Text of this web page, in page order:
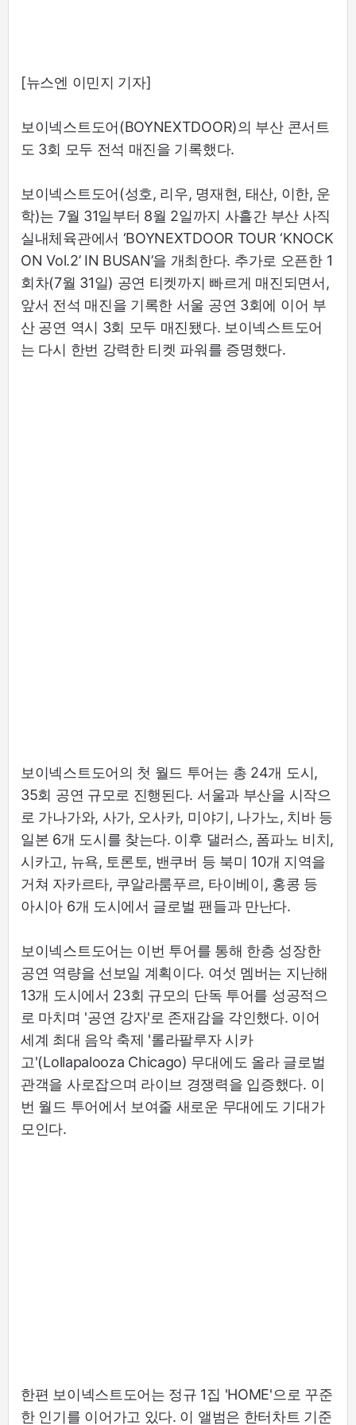
[뉴스엔 이민지 기자]
보이넥스트도어(BOYNEXTDOOR)의 부산 콘서트
도 3회 모두 전석 매진을 기록했다.
보이넥스트도어(성호, 리우, 명재현, 태산, 이한, 운
학)는 7월 31일부터 8월 2일까지 사흘간 부산 사직
실내체육관에서 ‘BOYNEXTDOOR TOUR ‘KNOCK
ON Vol.2’ IN BUSAN’을 개최한다. 추가로 오픈한 1
회차(7월 31일) 공연 티켓까지 빠르게 매진되면서,
앞서 전석 매진을 기록한 서울 공연 3회에 이어 부
산 공연 역시 3회 모두 매진됐다. 보이넥스트도어
는 다시 한번 강력한 티켓 파워를 증명했다.
보이넥스트도어의 첫 월드 투어는 총 24개 도시,
35회 공연 규모로 진행된다. 서울과 부산을 시작으
로 가나가와, 사가, 오사카, 미야기, 나가노, 치바 등
일본 6개 도시를 찾는다. 이후 댈러스, 폼파노 비치,
시카고, 뉴욕, 토론토, 밴쿠버 등 북미 10개 지역을
거쳐 자카르타, 쿠알라룸푸르, 타이베이, 홍콩 등
아시아 6개 도시에서 글로벌 팬들과 만난다.
보이넥스트도어는 이번 투어를 통해 한층 성장한
공연 역량을 선보일 계획이다. 여섯 멤버는 지난해
13개 도시에서 23회 규모의 단독 투어를 성공적으
로 마치며 '공연 강자'로 존재감을 각인했다. 이어
세계 최대 음악 축제 '롤라팔루자 시카
고'(Lollapalooza Chicago) 무대에도 올라 글로벌
관객을 사로잡으며 라이브 경쟁력을 입증했다. 이
번 월드 투어에서 보여줄 새로운 무대에도 기대가
모인다.
한편 보이넥스트도어는 정규 1집 'HOME'으로 꾸준
한 인기를 이어가고 있다. 이 앨범은 한터차트 기준